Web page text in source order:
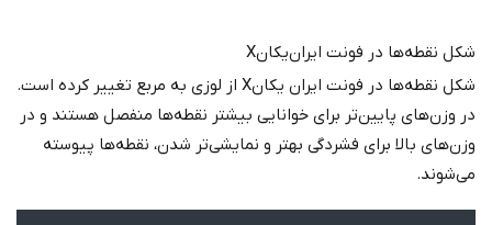
شکل نقطه‌ها در فونت ایران‌یکانX
شکل نقطه‌ها در فونت ایران یکان‌X از لوزی به مربع تغییر کرده است.
در وزن‌های پایین‌تر برای خوانایی بیشتر نقطه‌ها منفصل هستند و در
وزن‌های بالا برای فشردگی بهتر و نمایشی‌تر شدن، نقطه‌ها پیوسته
می‌شوند.